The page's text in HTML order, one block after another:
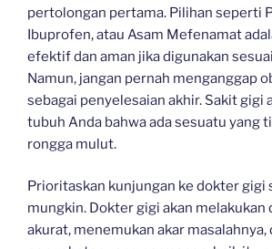
pertolongan pertama. Pilihan seperti
Ibuprofen, atau Asam Mefenamat
efektif dan aman jika digunakan
Namun, jangan pernah menganggap
sebagai penyelesaian akhir. Sakit gigi
tubuh Anda bahwa ada sesuatu yang
rongga mulut.
Prioritaskan kunjungan ke dokter gigi
mungkin. Dokter gigi akan melakukan
akurat, menemukan akar